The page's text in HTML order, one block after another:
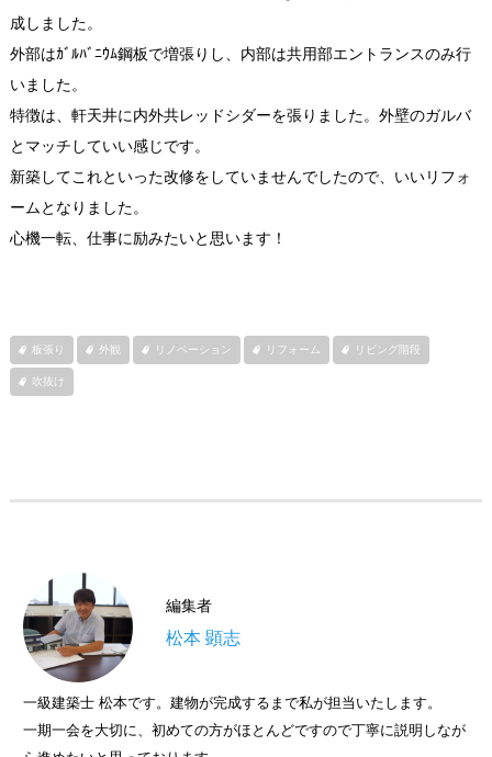
成しました。
外部はｶﾞﾙﾊﾞﾆｳﾑ鋼板で増張りし、内部は共用部エントランスのみ行
いました。
特徴は、軒天井に内外共レッドシダーを張りました。外壁のガルバ
とマッチしていい感じです。
新築してこれといった改修をしていませんでしたので、いいリフォ
ームとなりました。
心機一転、仕事に励みたいと思います！
板張り 外観 リノベーション リフォーム リビング階段
吹抜け
編集者
松本 顕志
一級建築士 松本です。建物が完成するまで私が担当いたします。
一期一会を大切に、初めての方がほとんどですので丁寧に説明しなが